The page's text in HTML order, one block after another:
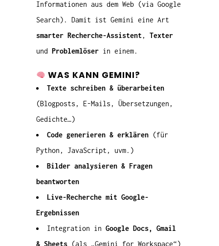
Informationen aus dem Web (via Google
Search). Damit ist Gemini eine Art
smarter Recherche-Assistent , Texter
und
Problemlöser in einem.
WAS KANN GEMINI?
Texte schreiben & überarbeiten
(Blogposts, E-Mails, Übersetzungen,
Gedichte…)
Code generieren & erklären (für
Python, JavaScript, uvm.)
Bilder analysieren & Fragen
beantworten
Live-Recherche mit Google-
Ergebnissen
Integration in Google Docs, Gmail
& Sheets (als „Gemini for Workspace“)